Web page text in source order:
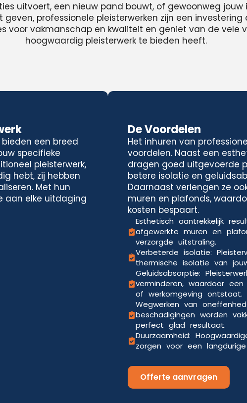
uitvoert, een nieuw pand bouwt, of gewoonweg jouw
geven, professionele pleisterwerken zijn een investering
voor vakmanschap en kwaliteit en geniet van de vele
hoogwaardig pleisterwerk te bieden heeft.
een breed
specifieke
pleisterwerk,
hebt, zij hebben
Met hun
aan elke uitdaging
De Voordelen
Het inhuren van
voordelen. Naast een
dragen goed uitgevoerde
betere isolatie en
Daarnaast verlengen ze
muren en plafonds,
kosten bespaart.
Esthetisch aantrekkelijk
afgewerkte muren en
verzorgde uitstraling.
Verbeterde isolatie:
thermische isolatie van
Geluidsabsorptie:
verminderen, waardoor
of werkomgeving ontstaat.
Wegwerken van
beschadigingen worden
perfect glad resultaat.
Duurzaamheid:
zorgen voor een
Offerte aanvragen